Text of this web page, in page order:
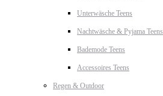
Unterwäsche Teens
Nachtwäsche & Pyjama Teens
Bademode Teens
Accessoires Teens
Regen & Outdoor